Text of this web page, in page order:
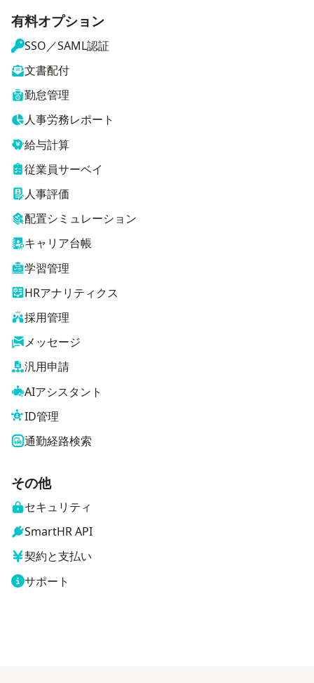
有料オプション
SSO／SAML認証
文書配付
勤怠管理
人事労務レポート
給与計算
従業員サーベイ
人事評価
配置シミュレーション
キャリア台帳
学習管理
HRアナリティクス
採用管理
メッセージ
汎用申請
AIアシスタント
ID管理
通勤経路検索
その他
セキュリティ
SmartHR API
契約と支払い
サポート